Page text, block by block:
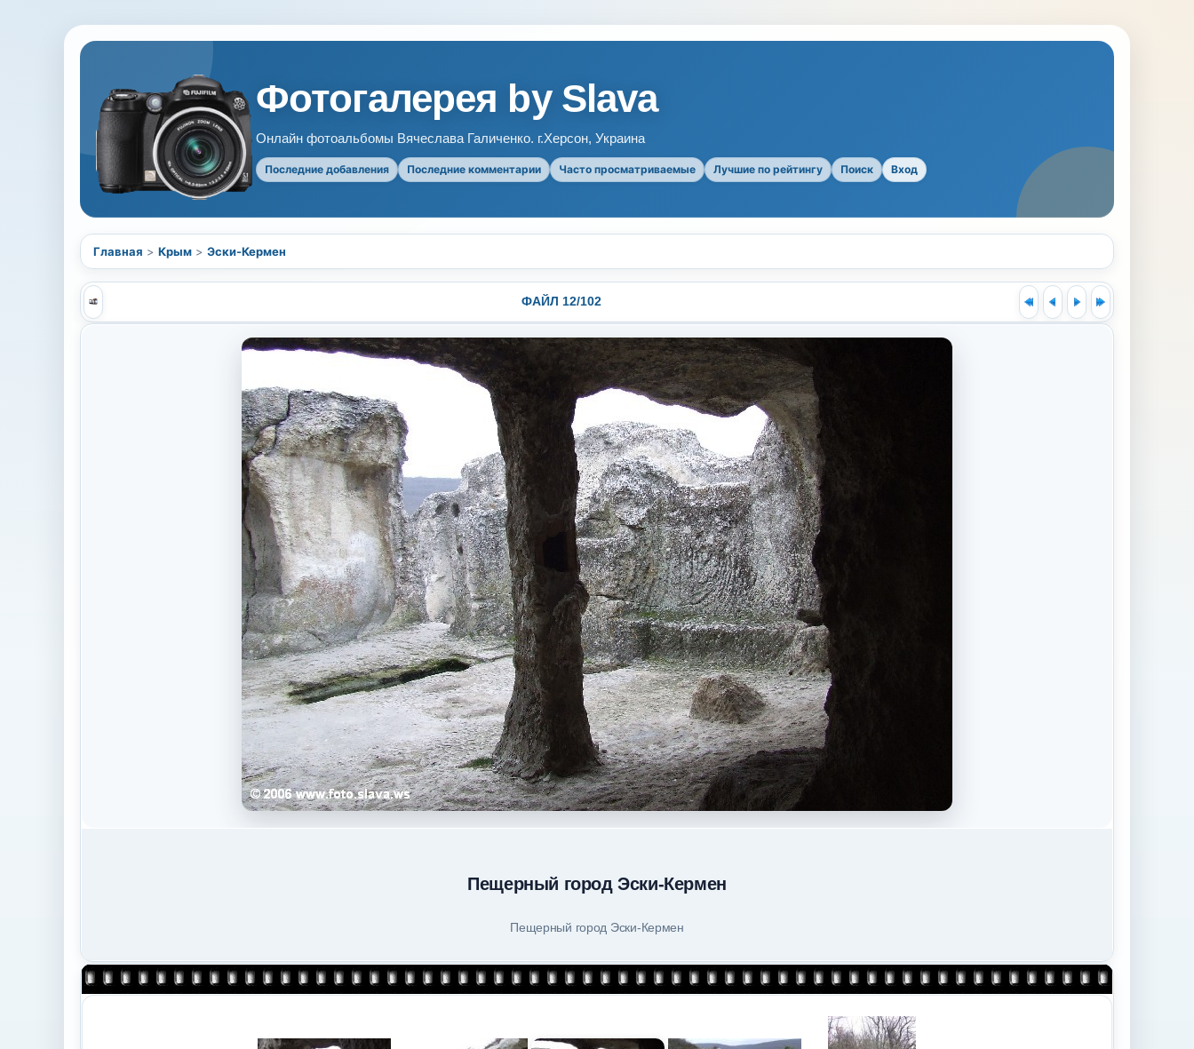
Фотогалерея by Slava
Онлайн фотоальбомы Вячеслава Галиченко. г.Херсон, Украина
Последние добавления Последние комментарии Часто просматриваемые Лучшие по рейтингу Поиск Вход
Главная > Крым > Эски-Кермен
ФАЙЛ 12/102
Пещерный город Эски-Кермен
Пещерный город Эски-Кермен